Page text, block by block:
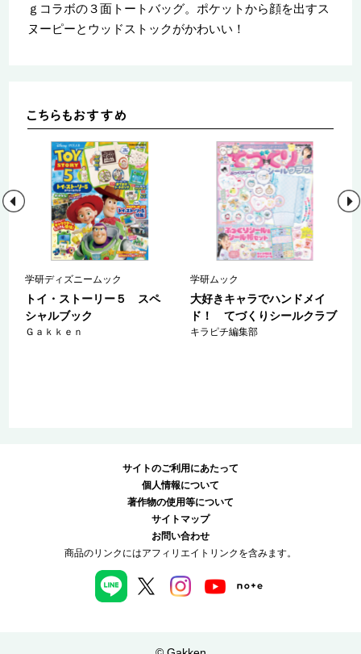
ｇコラボの３面トートバッグ。ポケットから顔を出すス
ヌーピーとウッドストックがかわいい！
学研ディズニームック
トイ・ストーリー５ スペ
シャルブック
Ｇａｋｋｅｎ
学研ムック
大好きキャラでハンドメイ
ド！ てづくりシールクラブ
キラピチ編集部
サイトのご利用にあたって
個人情報について
著作物の使用等について
サイトマップ
お問い合わせ
商品のリンクにはアフィリエイトリンクを含みます。